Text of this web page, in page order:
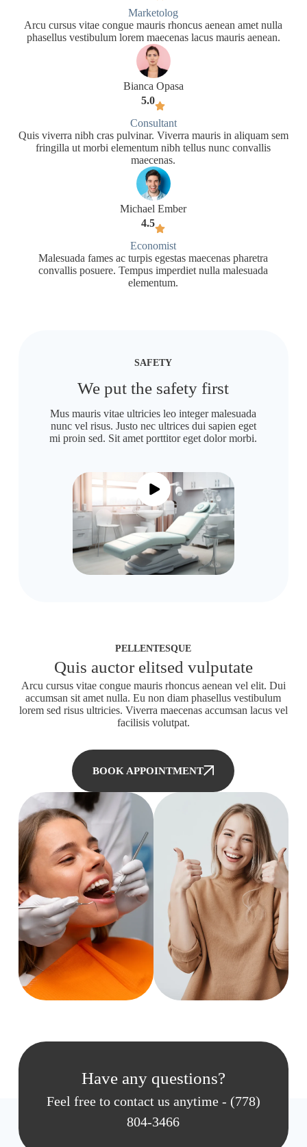
Marketolog
Arcu cursus vitae congue mauris rhoncus aenean amet nulla
phasellus vestibulum lorem maecenas lacus mauris aenean.
Bianca Opasa
5.0
Consultant
Quis viverra nibh cras pulvinar. Viverra mauris in aliquam sem
fringilla ut morbi elementum nibh tellus nunc convallis
maecenas.
Michael Ember
4.5
Economist
Malesuada fames ac turpis egestas maecenas pharetra
convallis posuere. Tempus imperdiet nulla malesuada
elementum.
SAFETY
We put the safety first
Mus mauris vitae ultricies leo integer malesuada
nunc vel risus. Justo nec ultrices dui sapien eget
mi proin sed. Sit amet porttitor eget dolor morbi.
PELLENTESQUE
Quis auctor elitsed vulputate
Arcu cursus vitae congue mauris rhoncus aenean vel elit. Dui
accumsan sit amet nulla. Eu non diam phasellus vestibulum
lorem sed risus ultricies. Viverra maecenas accumsan lacus vel
facilisis volutpat.
BOOK APPOINTMENT
Have any questions?
Feel free to contact us anytime - (778)
804-3466